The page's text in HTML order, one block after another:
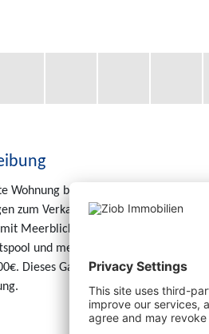
Wohnung befindet sich in einer
zum Verkauf, die im gleichen Stil
Meerblick in Port Andratx bieten.
und mediterranes Wohnen im
Dieses Gartenappartement hat